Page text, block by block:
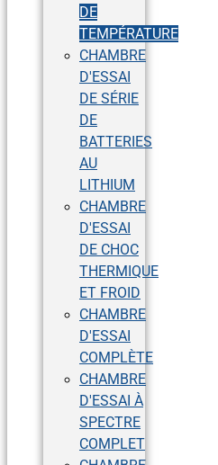
DE
TEMPÉRATURE
CHAMBRE
D'ESSAI
DE SÉRIE
DE
BATTERIES
AU
LITHIUM
CHAMBRE
D'ESSAI
DE CHOC
THERMIQUE
ET FROID
CHAMBRE
D'ESSAI
COMPLÈTE
CHAMBRE
D'ESSAI À
SPECTRE
COMPLET